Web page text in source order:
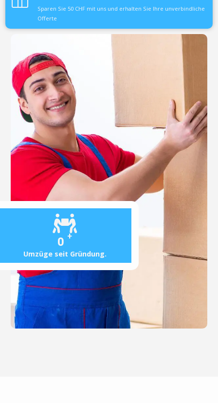
0 +
Umzüge seit Gründung.
Sparen Sie 50 CHF mit uns und erhalten Sie Ihre unverbindliche
Offerte